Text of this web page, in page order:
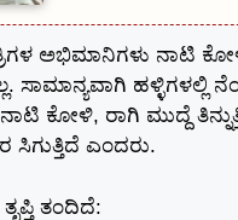
ಅಭಿಮಾನಿಗಳು ನಾಟಿ
ಸಾಮಾನ್ಯವಾಗಿ
ಕೋಳಿ, ರಾಗಿ ಮುದ್ದೆ
ಸಿಗುತ್ತಿದೆ ಎಂದರು.
ತಂದಿದೆ: